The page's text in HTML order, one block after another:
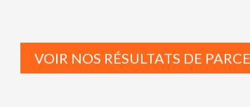
VOIR NOS RÉSULTATS DE